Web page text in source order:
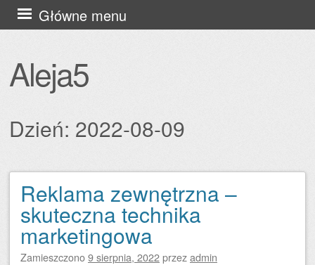
Aleja5
Główne menu
Przejdź
do
Dzień: 2022-08-09
Zobacz wpisy
Reklama zewnętrzna –
skuteczna technika
marketingowa
Zamieszczono9 sierpnia, 2022przezadmin